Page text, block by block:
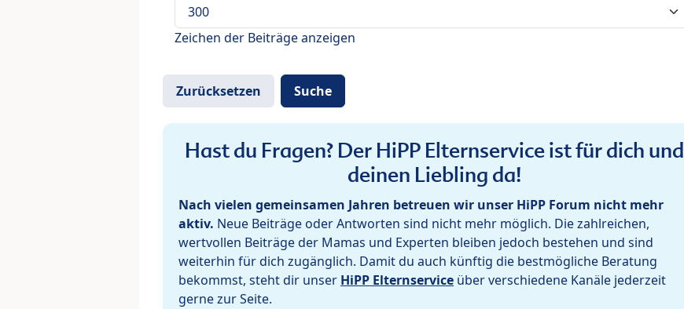
Zeichen der Beiträge anzeigen
Hast du Fragen? Der HiPP Elternservice ist für dich und
deinen Liebling da!
Nach vielen gemeinsamen Jahren betreuen wir unser HiPP Forum nicht mehr
aktiv. Neue Beiträge oder Antworten sind nicht mehr möglich. Die zahlreichen,
wertvollen Beiträge der Mamas und Experten bleiben jedoch bestehen und sind
weiterhin für dich zugänglich. Damit du auch künftig die bestmögliche Beratung
bekommst, steht dir unser HiPP Elternservice über verschiedene Kanäle jederzeit
gerne zur Seite.